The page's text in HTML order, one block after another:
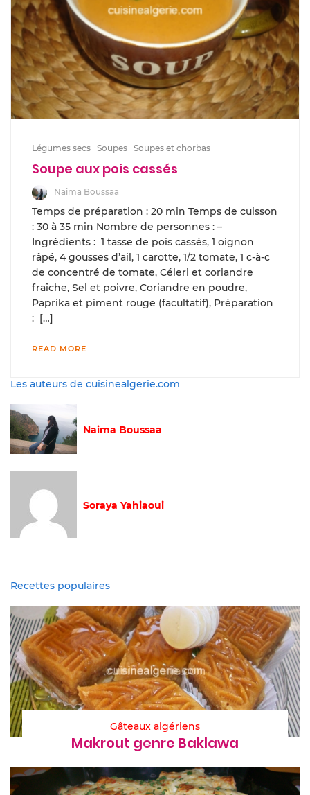
Légumes secs Soupes Soupes et chorbas
Soupe aux pois cassés
Naima Boussaa
Temps de préparation : 20 min Temps de cuisson
: 30 à 35 min Nombre de personnes : –
Ingrédients : 1 tasse de pois cassés, 1 oignon
râpé, 4 gousses d’ail, 1 carotte, 1/2 tomate, 1 c-à-c
de concentré de tomate, Céleri et coriandre
fraîche, Sel et poivre, Coriandre en poudre,
Paprika et piment rouge (facultatif), Préparation
: […]
READ MORE
Les auteurs de cuisinealgerie.com
Naima Boussaa
Soraya Yahiaoui
Recettes populaires
Gâteaux algériens
Makrout genre Baklawa